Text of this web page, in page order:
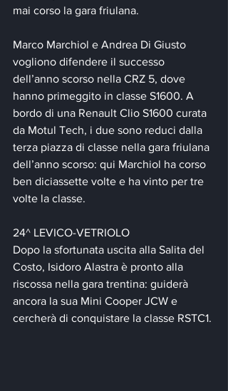
mai corso la gara friulana.
Marco Marchiol e Andrea Di Giusto
vogliono difendere il successo
dell’anno scorso nella CRZ 5, dove
hanno primeggito in classe S1600. A
bordo di una Renault Clio S1600 curata
da Motul Tech, i due sono reduci dalla
terza piazza di classe nella gara friulana
dell’anno scorso: qui Marchiol ha corso
ben diciassette volte e ha vinto per tre
volte la classe.
24^ LEVICO-VETRIOLO
Dopo la sfortunata uscita alla Salita del
Costo, Isidoro Alastra è pronto alla
riscossa nella gara trentina: guiderà
ancora la sua Mini Cooper JCW e
cercherà di conquistare la classe RSTC1.